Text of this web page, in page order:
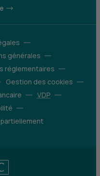
générales
réglementaires
Gestion des cookies
VDP